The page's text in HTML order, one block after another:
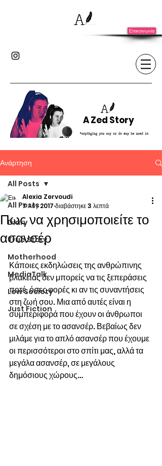
Επικοινωνία
A Zed Story
Ανάρτηση
All Posts
Diary
True Story
Motherhood
MediaTalk
Low Society
Just Fiction
All Posts
Πως να χρησιμοποιείτε το
ασανσέρ
Alexia Zervoudi
7 Αυγ 2017 διαβάστηκε 3 λεπτά
Κάποιες εκδηλώσεις της ανθρώπινης
βλακείας δεν μπορείς να τις ξεπεράσεις
ποτέ, όσες φορές κι αν τις συναντήσεις
στη ζωή σου. Μια από αυτές είναι η
συμπεριφορά που έχουν οι άνθρωποι
σε σχέση με το ασανσέρ. Βεβαίως δεν
μιλάμε για το απλό ασανσέρ που έχουμε
οι περισσότεροι στο σπίτι μας, αλλά τα
μεγάλα ασανσέρ, σε μεγάλους
δημόσιους χώρους…